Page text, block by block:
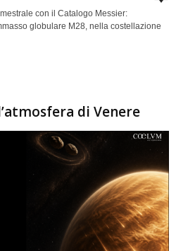
con il Catalogo Messier:
globulare M28, nella costellazione
di Venere